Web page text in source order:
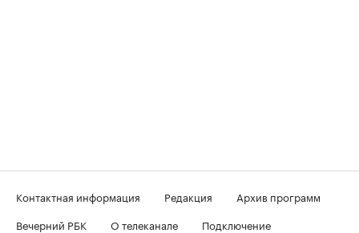
Контактная информация Редакция
Архив программ
Вечерний РБК
О телеканале
Подключение